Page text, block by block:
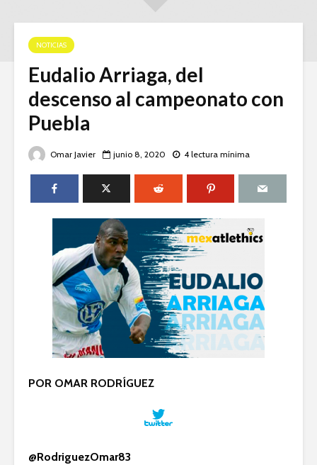
NOTICIAS
Eudalio Arriaga, del
descenso al campeonato con
Puebla
Omar Javier junio 8, 2020 4 lectura mínima
POR OMAR RODRÍGUEZ
@RodriguezOmar83